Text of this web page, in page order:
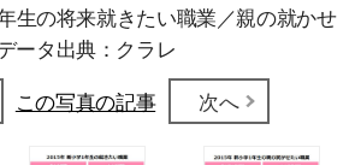
生の将来就きたい職業／親の就かせ
タ出典：クラレ
この写真の記事 次へ